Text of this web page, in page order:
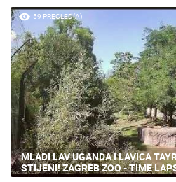
59 PREGLED(A)
MLADI LAV UGANDA I LAVICA
STIJENI! ZAGREB ZOO - TIME